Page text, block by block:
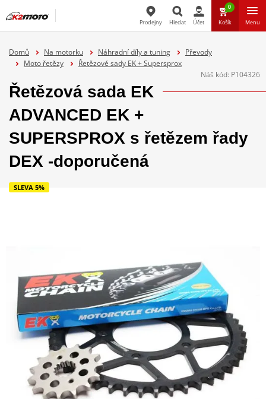
Prodejny Hledat Účet
0
Košík Menu
Domů Na motorku Náhradní díly a tuning
Převody
Moto řetězy
Řetězové sady EK + Supersprox
Náš kód: P104326
Řetězová sada EK
ADVANCED EK +
SUPERSPROX s řetězem řady
DEX -doporučená
SLEVA 5%